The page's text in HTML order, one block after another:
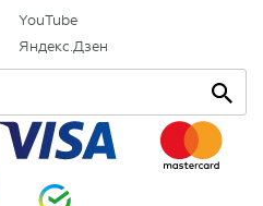
YouTube
Яндекс.Дзен